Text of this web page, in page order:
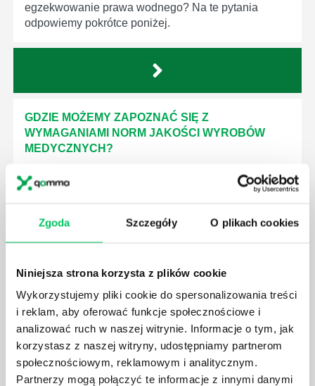
Zgoda Szczegóły O plikach cookies
Niniejsza strona korzysta z plików cookie
Wykorzystujemy pliki cookie do spersonalizowania treści
i reklam, aby oferować funkcje społecznościowe i
analizować ruch w naszej witrynie. Informacje o tym, jak
korzystasz z naszej witryny, udostępniamy partnerom
społecznościowym, reklamowym i analitycznym.
Partnerzy mogą połączyć te informacje z innymi danymi
egzekwowanie prawa wodnego? Na te pytania
odpowiemy pokrótce poniżej.
GDZIE MOŻEMY ZAPOZNAĆ SIĘ Z
WYMAGANIAMI NORM JAKOŚCI WYROBÓW
MEDYCZNYCH?
społeczeństwa wprowadzane jest coraz więcej reguł,
dziedziny gospodarki. Dzięki nim wszystkie firmy
będą zobowiązane przestrzegać zasad, których
wprowadzenie dąży do ujednolicenia jakości
CZYM ZAJMUJE SIĘ AUDYTOR WEWNĘTRZNY
LABORATORIUM?